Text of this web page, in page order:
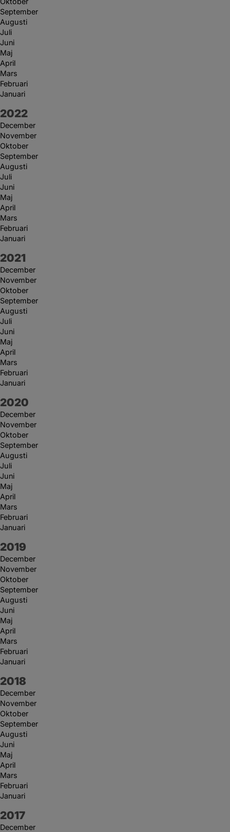
September
Augusti
Juli
Juni
Maj
April
Mars
Februari
Januari
År:
2022
December
November
Oktober
September
Augusti
Juli
Juni
Maj
April
Mars
Februari
Januari
År:
2021
December
November
Oktober
September
Augusti
Juli
Juni
Maj
April
Mars
Februari
Januari
År:
2020
December
November
Oktober
September
Augusti
Juli
Juni
Maj
April
Mars
Februari
Januari
År:
2019
December
November
Oktober
September
Augusti
Juni
Maj
April
Mars
Februari
Januari
År:
2018
December
November
Oktober
September
Augusti
Juni
Maj
April
Mars
Februari
Januari
År:
2017
December